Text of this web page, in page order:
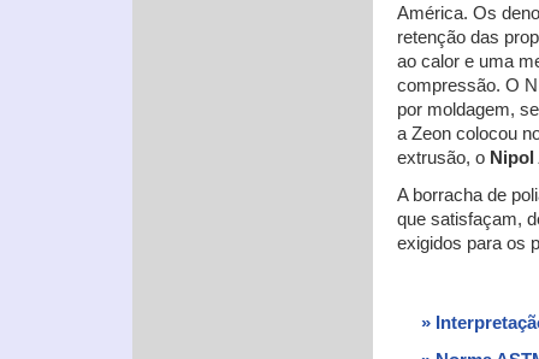
América. Os
retenção das
ao calor e uma
compressão. O
por moldagem,
a Zeon colocou
extrusão, o Nipol
A borracha de
que satisfaçam,
exigidos para os
»